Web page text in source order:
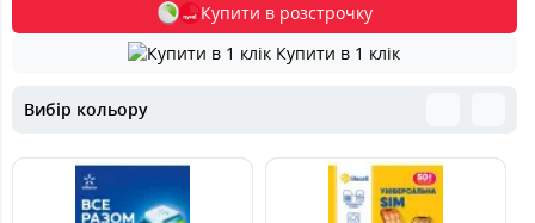
Купити в розстрочку
Купити в 1 клік
Вибір кольору